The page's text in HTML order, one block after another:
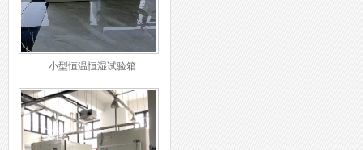
小型恒温恒湿试验箱